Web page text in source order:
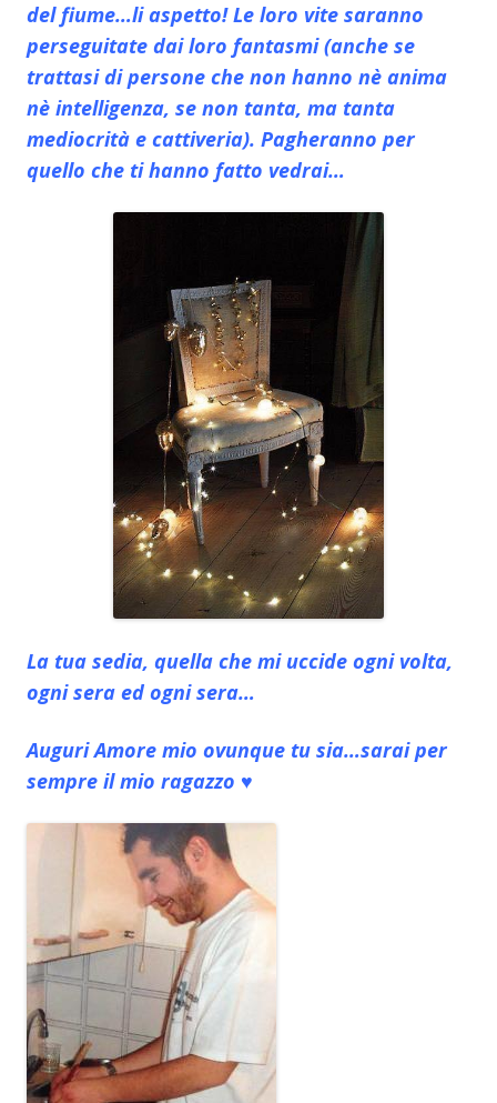
del fiume…li aspetto! Le loro vite saranno
perseguitate dai loro fantasmi (anche se
trattasi di persone che non hanno nè anima
nè intelligenza, se non tanta, ma tanta
mediocrità e cattiveria). Pagheranno per
quello che ti hanno fatto vedrai…
La tua sedia, quella che mi uccide ogni volta,
ogni sera ed ogni sera…
Auguri Amore mio ovunque tu sia…sarai per
sempre il mio ragazzo ♥